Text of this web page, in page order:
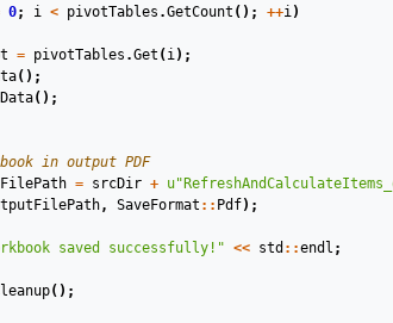
0; i < pivotTables .GetCount (); ++i)
= pivotTables .Get ( i);
();
();
in output PDF
= srcDir + u
, SaveFormat :: Pdf);
saved successfully!" << std ::endl ;
();